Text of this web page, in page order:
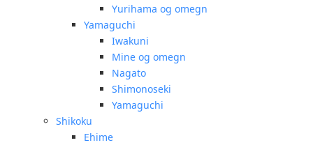
Yurihama og omegn
Yamaguchi
Iwakuni
Mine og omegn
Nagato
Shimonoseki
Yamaguchi
Shikoku
Ehime